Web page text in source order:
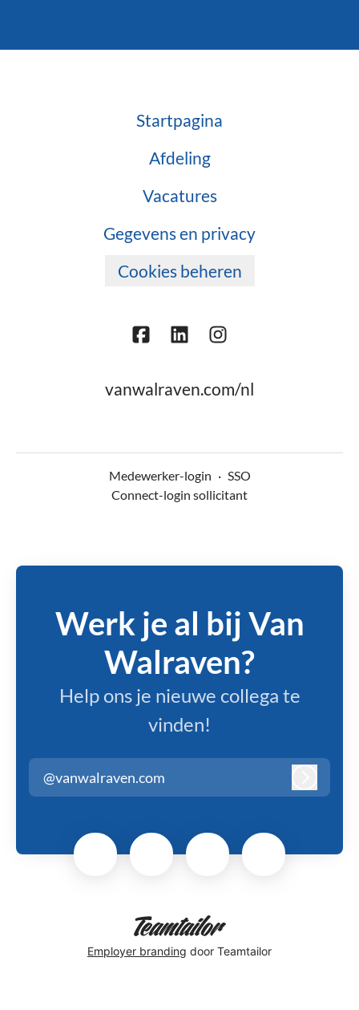
Startpagina
Afdeling
Vacatures
Gegevens en privacy
Cookies beheren
vanwalraven.com/nl
Medewerker-login · SSO
Connect-login sollicitant
Werk je al bij Van
Walraven?
Help ons je nieuwe collega te
vinden!
@vanwalraven.com
Employer branding door Teamtailor